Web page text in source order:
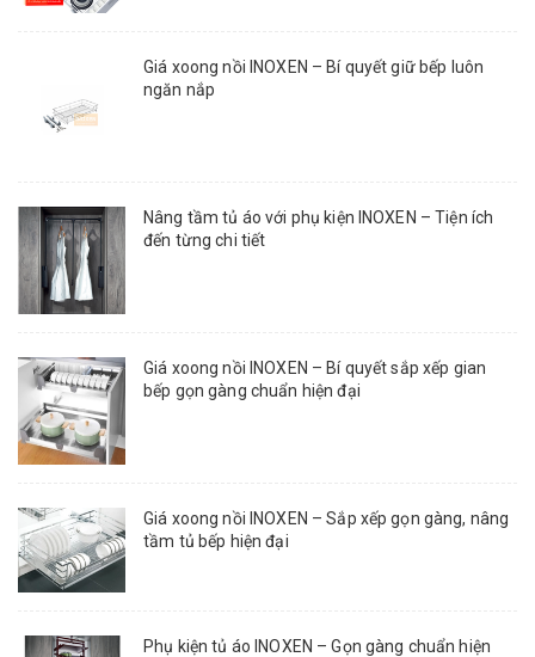
Giá xoong nồi INOXEN – Bí quyết giữ bếp luôn
ngăn nắp
Nâng tầm tủ áo với phụ kiện INOXEN – Tiện ích
đến từng chi tiết
Giá xoong nồi INOXEN – Bí quyết sắp xếp gian
bếp gọn gàng chuẩn hiện đại
Giá xoong nồi INOXEN – Sắp xếp gọn gàng, nâng
tầm tủ bếp hiện đại
Phụ kiện tủ áo INOXEN – Gọn gàng chuẩn hiện